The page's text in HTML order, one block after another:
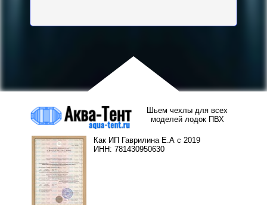
Шьем чехлы для всех
моделей лодок ПВХ
Как ИП Гаврилина Е.А с 2019
ИНН: 781430950630